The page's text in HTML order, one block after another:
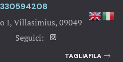
I, Villasimius, 09049
Seguici:
TAGLIAFILA